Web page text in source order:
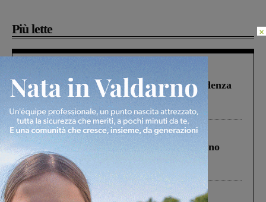
Più lette
Figline Incisa Valdarno
Piscina di Figline finanziata oltre la scadenza
Pnrr, il gruppo di Fratelli d’Italia: “Un
ringraziamento al Governo”
Cronaca 4 Agosto 2026
Un anno fa la strage in A1 in cui morirono
Gianni, Giulia e Franco. Lo schianto, il
processo, lo stop ai sorpassi fra tir....
Cronaca 3 Agosto 2026
×